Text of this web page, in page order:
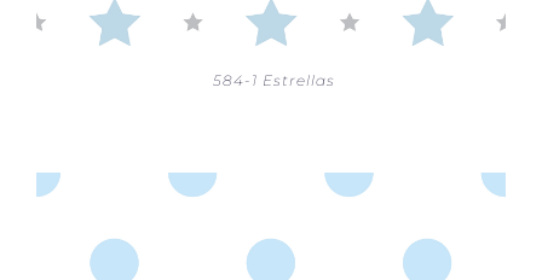
584-1 Estrellas